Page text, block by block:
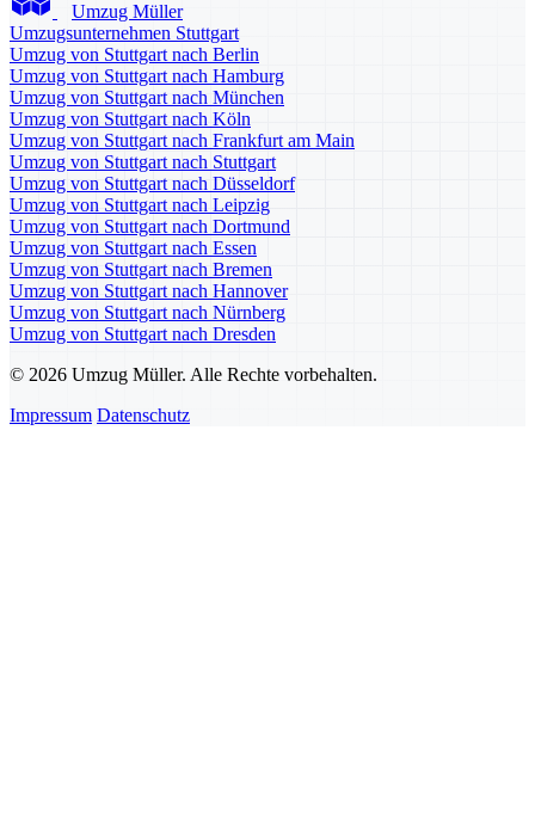
Umzug Müller
Umzugsunternehmen Stuttgart
Umzug von Stuttgart nach Berlin
Umzug von Stuttgart nach Hamburg
Umzug von Stuttgart nach München
Umzug von Stuttgart nach Köln
Umzug von Stuttgart nach Frankfurt am Main
Umzug von Stuttgart nach Stuttgart
Umzug von Stuttgart nach Düsseldorf
Umzug von Stuttgart nach Leipzig
Umzug von Stuttgart nach Dortmund
Umzug von Stuttgart nach Essen
Umzug von Stuttgart nach Bremen
Umzug von Stuttgart nach Hannover
Umzug von Stuttgart nach Nürnberg
Umzug von Stuttgart nach Dresden
© 2026 Umzug Müller. Alle Rechte vorbehalten.
Impressum Datenschutz